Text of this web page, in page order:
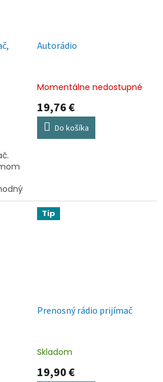
SD,
Autorádio
Momentálne nedostupné
19,76 €
Do košíka
Tip
Prenosný rádio prijímač
Skladom
19,90 €